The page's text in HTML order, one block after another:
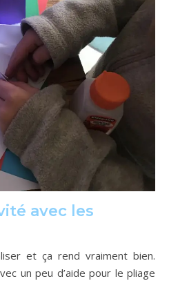
avec les
et ça rend vraiment bien.
un peu d’aide pour le pliage